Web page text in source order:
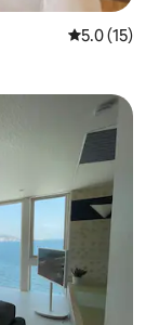
औसत रेटिंग 5
5.0 (15)